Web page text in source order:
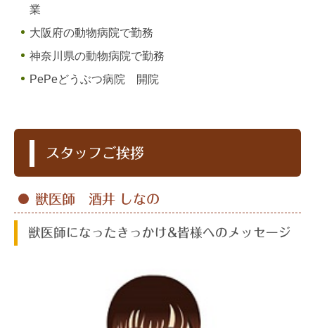
業
大阪府の動物病院で勤務
神奈川県の動物病院で勤務
PePeどうぶつ病院 開院
スタッフご挨拶
獣医師 酒井 しなの
獣医師になったきっかけ&皆様へのメッセージ